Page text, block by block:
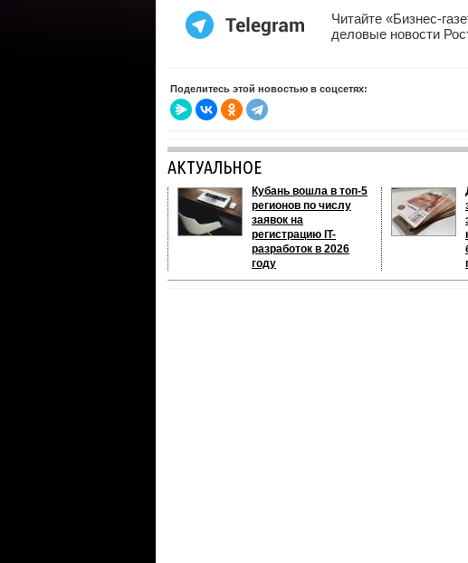
Читайте «Бизнес-
деловые новости
Поделитесь этой новостью в соцсетях:
АКТУАЛЬНОЕ
Кубань вошла в топ-5
регионов по числу
заявок на
регистрацию IT-
разработок в 2026
году